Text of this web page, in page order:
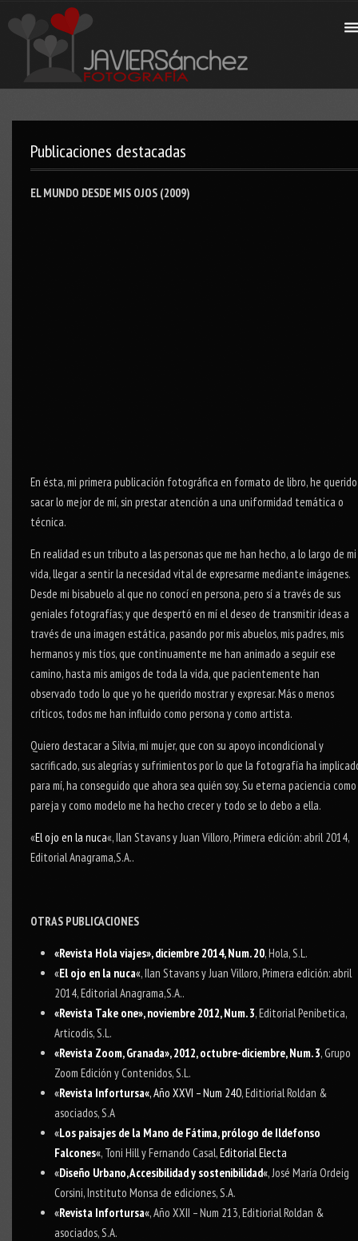
Publicaciones destacadas
EL MUNDO DESDE MIS OJOS (2009)
En ésta, mi primera publicación fotográfica en formato de libro, he querido
sacar lo mejor de mí, sin prestar atención a una uniformidad temática o
técnica.
En realidad es un tributo a las personas que me han hecho, a lo largo de mi
vida, llegar a sentir la necesidad vital de expresarme mediante imágenes.
Desde mi bisabuelo al que no conocí en persona, pero sí a través de sus
geniales fotografías; y que despertó en mí el deseo de transmitir ideas a
través de una imagen estática, pasando por mis abuelos, mis padres, mis
hermanos y mis tíos, que continuamente me han animado a seguir ese
camino, hasta mis amigos de toda la vida, que pacientemente han
observado todo lo que yo he querido mostrar y expresar. Más o menos
críticos, todos me han influido como persona y como artista.
Quiero destacar a Silvia, mi mujer, que con su apoyo incondicional y
sacrificado, sus alegrías y sufrimientos por lo que la fotografía ha
para mí, ha conseguido que ahora sea quién soy. Su eterna paciencia como
pareja y como modelo me ha hecho crecer y todo se lo debo a ella.
«El ojo en la nuca«, Ilan Stavans y Juan Villoro, Primera edición: abril 2014,
Editorial Anagrama,S.A..
OTRAS PUBLICACIONES
«Revista Hola viajes», diciembre 2014, Num. 20, Hola, S.L.
«El ojo en la nuca«, Ilan Stavans y Juan Villoro, Primera edición: abril
2014, Editorial Anagrama,S.A..
«Revista Take one», noviembre 2012, Num. 3, Editorial Penibetica,
Articodis, S.L.
«Revista Zoom, Granada», 2012, octubre-diciembre, Num. 3, Grupo
Zoom Edición y Contenidos, S.L.
«Revista Infortursa«, Año XXVI – Num 240, Editiorial Roldan &
asociados, S.A
«Los paisajes de la Mano de Fátima, prólogo de Ildefonso
Falcones«, Toni Hill y Fernando Casal,Editorial Electa
«Diseño Urbano, Accesibilidad y sostenibilidad«, José María Ordeig
Corsini, Instituto Monsa de ediciones, S.A.
«Revista Infortursa«, Año XXII – Num 213, Editiorial Roldan &
asociados, S.A.